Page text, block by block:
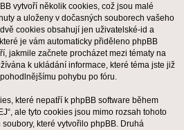
vytvoří několik cookies, což jsou malé
a uloženy v dočasných souborech vašeho
cookies obsahují jen uživatelské-id a
je vám automaticky přiděleno phpBB
jakmile začnete procházet mezi tématy na
k ukládání informace, které téma jste již
pohybu po fóru.
které nepatří k phpBB software během
ale tyto cookies jsou mimo rozsah tohoto
které vytvořilo phpBB. Druhá